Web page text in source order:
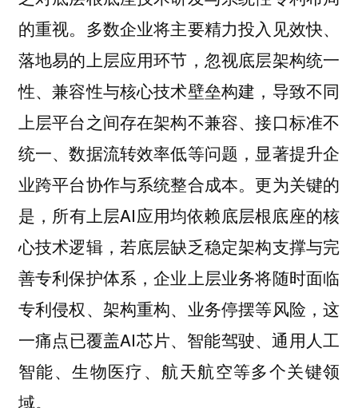
的重视。多数企业将主要精力投入见效快、
落地易的上层应用环节，忽视底层架构统一
性、兼容性与核心技术壁垒构建，导致不同
上层平台之间存在架构不兼容、接口标准不
统一、数据流转效率低等问题，显著提升企
业跨平台协作与系统整合成本。更为关键的
是，所有上层AI应用均依赖底层根底座的核
心技术逻辑，若底层缺乏稳定架构支撑与完
善专利保护体系，企业上层业务将随时面临
专利侵权、架构重构、业务停摆等风险，这
一痛点已覆盖AI芯片、智能驾驶、通用人工
智能、生物医疗、航天航空等多个关键领
域。